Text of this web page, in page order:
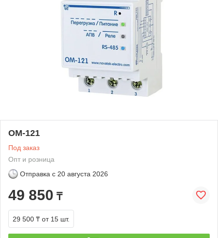
ОМ-121
Под заказ
Опт и розница
Отправка с 20 августа 2026
49 850 ₸
29 500 ₸ от 15 шт.